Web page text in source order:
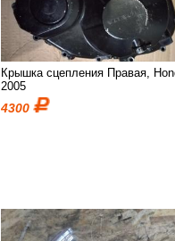
Крышка сцепления Правая,
2005
4300